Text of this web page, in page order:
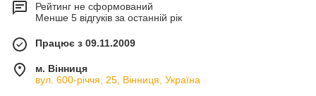
Рейтинг не сформований
Менше 5 відгуків за останній рік
Працює з 09.11.2009
м. Вінниця
вул. 600-річчя, 25, Вінниця, Україна